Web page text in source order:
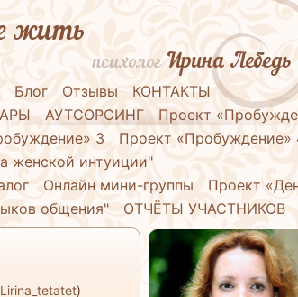
жить
психологИрина Лебедь
Блог Отзывы
КОНТАКТЫ
АУТСОРСИНГ
Проект
3
Проект «Пробуждение»
женской интуиции"
Онлайн мини-группы
Проект
общения" ОТЧЁТЫ УЧАСТНИКОВ
)